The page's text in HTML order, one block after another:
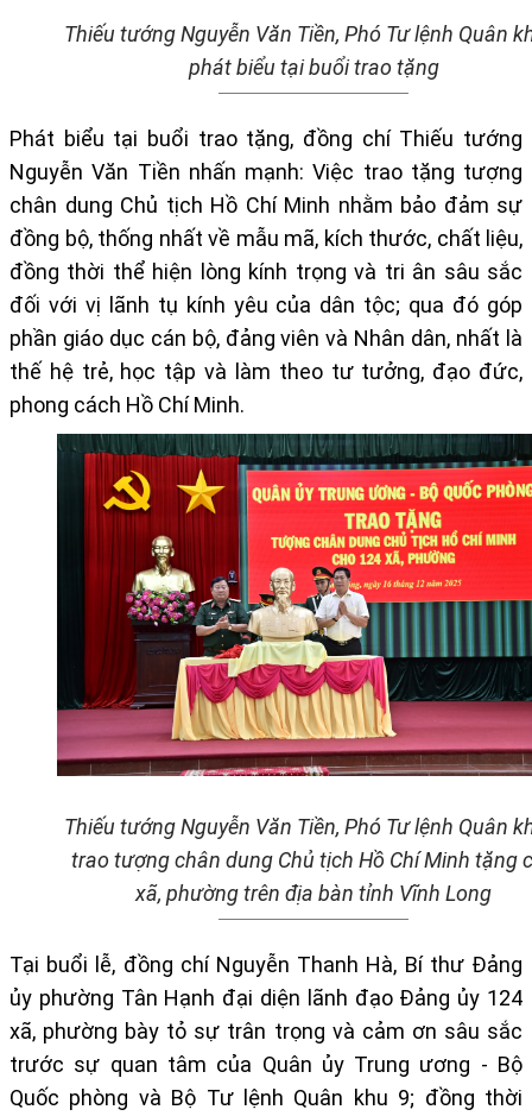
Thiếu tướng Nguyễn Văn Tiền, Phó Tư lệnh Quân
phát biểu tại buổi trao tặng
Phát biểu tại buổi trao tặng, đồng chí Thiếu tướng
Nguyễn Văn Tiền nhấn mạnh: Việc trao tặng tượng
chân dung Chủ tịch Hồ Chí Minh nhằm bảo đảm sự
đồng bộ, thống nhất về mẫu mã, kích thước, chất liệu,
đồng thời thể hiện lòng kính trọng và tri ân sâu sắc
đối với vị lãnh tụ kính yêu của dân tộc; qua đó góp
phần giáo dục cán bộ, đảng viên và Nhân dân, nhất là
thế hệ trẻ, học tập và làm theo tư tưởng, đạo đức,
phong cách Hồ Chí Minh.
Thiếu tướng Nguyễn Văn Tiền, Phó Tư lệnh Quân
trao tượng chân dung Chủ tịch Hồ Chí Minh tặng
xã, phường trên địa bàn tỉnh Vĩnh Long
Tại buổi lễ, đồng chí Nguyễn Thanh Hà, Bí thư Đảng
ủy phường Tân Hạnh đại diện lãnh đạo Đảng ủy 124
xã, phường bày tỏ sự trân trọng và cảm ơn sâu sắc
trước sự quan tâm của Quân ủy Trung ương - Bộ
Quốc phòng và Bộ Tư lệnh Quân khu 9; đồng thời